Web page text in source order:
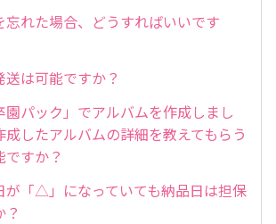
忘れた場合、どうすればいいです
送は可能ですか？
園パック」でアルバムを作成しまし
成したアルバムの詳細を教えてもらう
ですか？
が「△」になっていても納品日は担保